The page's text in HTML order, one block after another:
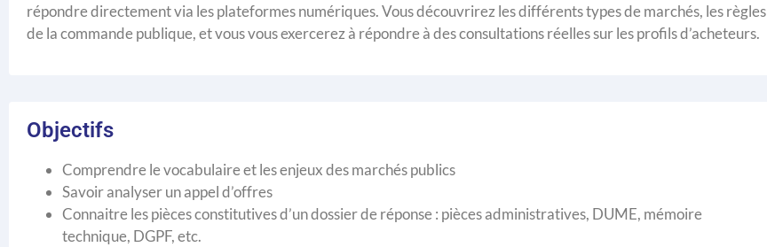
répondre directement via les plateformes numériques. Vous découvrirez les différents types de marchés, les règles
de la commande publique, et vous vous exercerez à répondre à des consultations réelles sur les profils d’acheteurs.
Objectifs
Comprendre le vocabulaire et les enjeux des marchés publics
Savoir analyser un appel d’offres
Connaitre les pièces constitutives d’un dossier de réponse : pièces administratives, DUME, mémoire
technique, DGPF, etc.